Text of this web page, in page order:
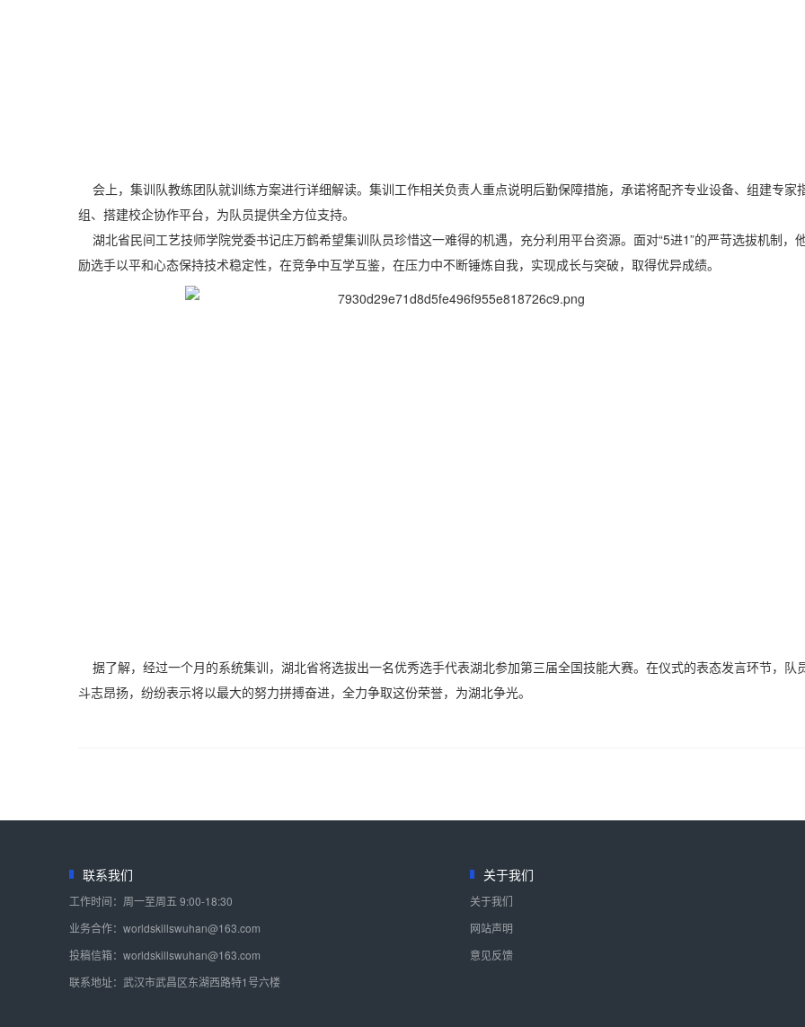
会上，集训队教练团队就训练方案进行详细解读。集训工作相关负责人重点说明后勤保障措施，承诺将配齐专业设备、组建专家
组、搭建校企协作平台，为队员提供全方位支持。
湖北省民间工艺技师学院党委书记庄万鹤希望集训队员珍惜这一难得的机遇，充分利用平台资源。面对“5进1”的严苛选拔机制，
励选手以平和心态保持技术稳定性，在竞争中互学互鉴，在压力中不断锤炼自我，实现成长与突破，取得优异成绩。
据了解，经过一个月的系统集训，湖北省将选拔出一名优秀选手代表湖北参加第三届全国技能大赛。在仪式的表态发言环节，队
斗志昂扬，纷纷表示将以最大的努力拼搏奋进，全力争取这份荣誉，为湖北争光。
联系我们
工作时间：周一至周五 9:00-18:30
业务合作：worldskillswuhan@163.com
投稿信箱：worldskillswuhan@163.com
联系地址：武汉市武昌区东湖西路特1号六楼
关于我们
关于我们
网站声明
意见反馈